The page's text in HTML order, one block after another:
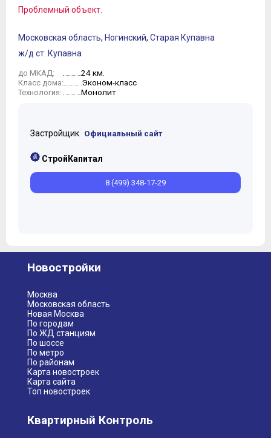
Проблемный объект.
Московская область, Ногинский, Старая Купавна
ж/д ст. Купавна
до МКАД: 24 км.
Класс дома: Эконом-класс
Технология: Монолит
Застройщик Официальный сайт
СтройКапитал
8 (499) 348-17-29
Новостройки
Москва
Московская область
Новая Москва
По городам
По ЖД станциям
По шоссе
По метро
По районам
Карта новостроек
Карта сайта
Топ новостроек
Квартирный Контроль